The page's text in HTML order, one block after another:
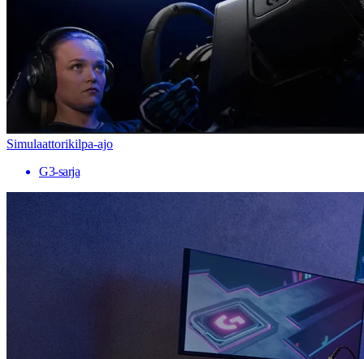
Simulaattorikilpa-ajo
G3-sarja